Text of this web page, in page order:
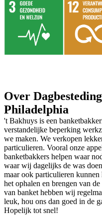
Over
Philadelphia
't Bakhuys is een
verstandelijke beperking
we maken. We verkopen
particulieren. Vooral onze
banketbakkers helpen waar
waar wij dagelijks de was
maar ook particulieren
het ophalen en brengen van
van banket hebben wij
leuk, hou ons dan goed in de
Hopelijk tot snel!